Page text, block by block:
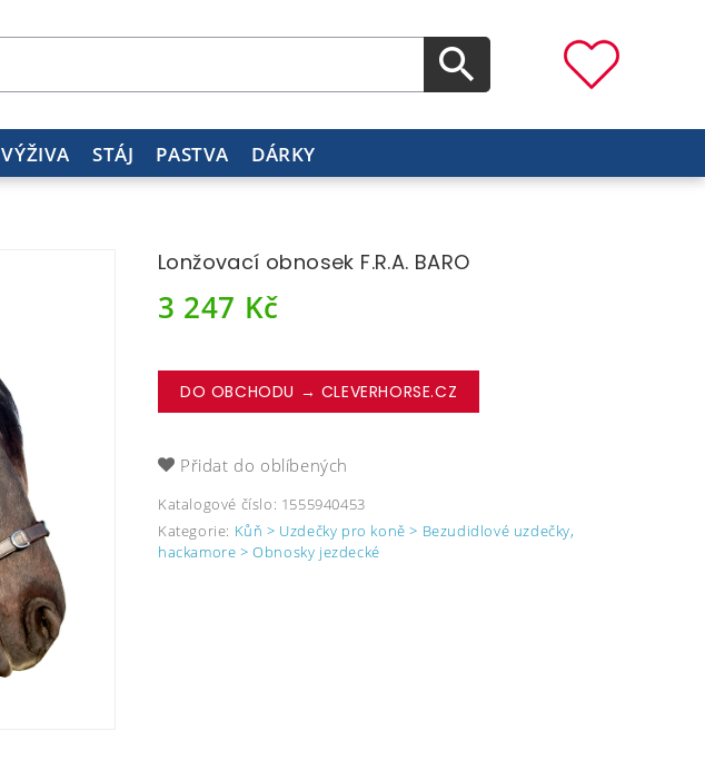
VÝŽIVA STÁJ PASTVA DÁRKY
Lonžovací obnosek F.R.A. BARO
3 247 Kč
DO OBCHODU → CLEVERHORSE.CZ
Přidat do oblíbených
Katalogové číslo: 1555940453
Kategorie: Kůň > Uzdečky pro koně > Bezudidlové uzdečky,
hackamore > Obnosky jezdecké